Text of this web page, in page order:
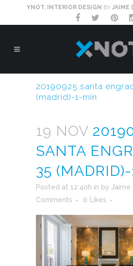
YNOT. INTERIOR DESIGN BY JAIME
20190925 santa
(madrid)-1-min
19 NOV
SANTA
35
Posted at 12:40h in by Jaime
Comments
0 Likes